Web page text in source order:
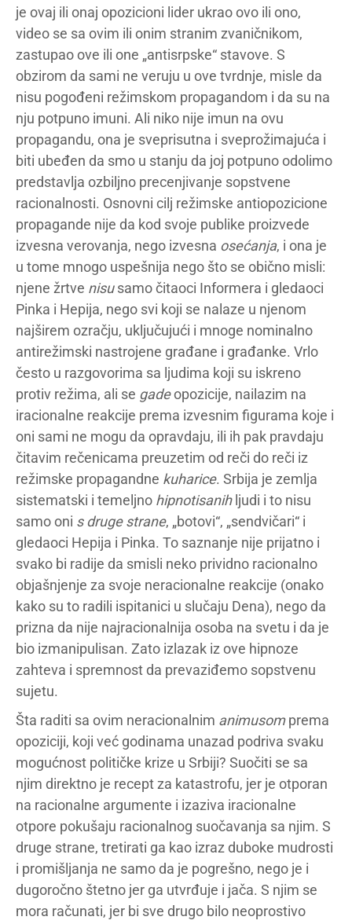
je ovaj ili onaj opozicioni lider ukrao ovo ili ono,
video se sa ovim ili onim stranim zvaničnikom,
zastupao ove ili one „antisrpske“ stavove. S
obzirom da sami ne veruju u ove tvrdnje, misle da
nisu pogođeni režimskom propagandom i da su na
nju potpuno imuni. Ali niko nije imun na ovu
propagandu, ona je sveprisutna i sveprožimajuća i
biti ubeđen da smo u stanju da joj potpuno odolimo
predstavlja ozbiljno precenjivanje sopstvene
racionalnosti. Osnovni cilj režimske antiopozicione
propagande nije da kod svoje publike proizvede
izvesna verovanja, nego izvesna osećanja, i ona je
u tome mnogo uspešnija nego što se obično misli:
njene žrtve nisusamo čitaoci Informera i gledaoci
Pinka i Hepija, nego svi koji se nalaze u njenom
najširem ozračju, uključujući i mnoge nominalno
antirežimski nastrojene građane i građanke. Vrlo
često u razgovorima sa ljudima koji su iskreno
protiv režima, ali se gadeopozicije, nailazim na
iracionalne reakcije prema izvesnim figurama koje i
oni sami ne mogu da opravdaju, ili ih pak pravdaju
čitavim rečenicama preuzetim od reči do reči iz
režimske propagandne kuharice. Srbija je zemlja
sistematski i temeljno hipnotisanihljudi i to nisu
samo oni s druge strane, „botovi“, „sendvičari“ i
gledaoci Hepija i Pinka. To saznanje nije prijatno i
svako bi radije da smisli neko prividno racionalno
objašnjenje za svoje neracionalne reakcije (onako
kako su to radili ispitanici u slučaju Dena), nego da
prizna da nije najracionalnija osoba na svetu i da je
bio izmanipulisan. Zato izlazak iz ove hipnoze
zahteva i spremnost da prevaziđemo sopstvenu
sujetu.
Šta raditi sa ovim neracionalnim animusomprema
opoziciji, koji već godinama unazad podriva svaku
mogućnost političke krize u Srbiji? Suočiti se sa
njim direktno je recept za katastrofu, jer je otporan
na racionalne argumente i izaziva iracionalne
otpore pokušaju racionalnog suočavanja sa njim. S
druge strane, tretirati ga kao izraz duboke mudrosti
i promišljanja ne samo da je pogrešno, nego je i
dugoročno štetno jer ga utvrđuje i jača. S njim se
mora računati, jer bi sve drugo bilo neoprostivo